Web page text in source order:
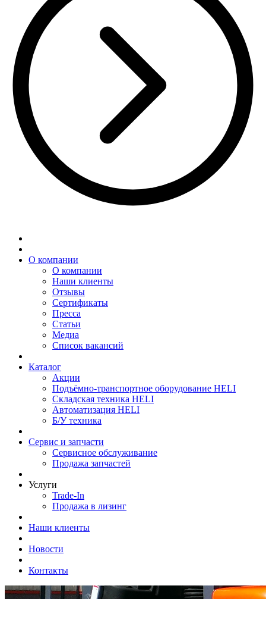
О компании
О компании
Наши клиенты
Отзывы
Сертификаты
Пресса
Статьи
Медиа
Список вакансий
Каталог
Акции
Подъёмно-транспортное оборудование HELI
Складская техника HELI
Автоматизация HELI
Б/У техника
Сервис и запчасти
Сервисное обслуживание
Продажа запчастей
Услуги
Trade-In
Продажа в лизинг
Наши клиенты
Новости
Контакты